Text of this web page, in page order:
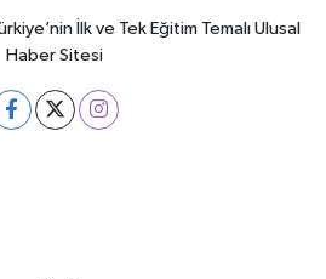
İlk ve Tek Eğitim Temalı Ulusal
Haber Sitesi